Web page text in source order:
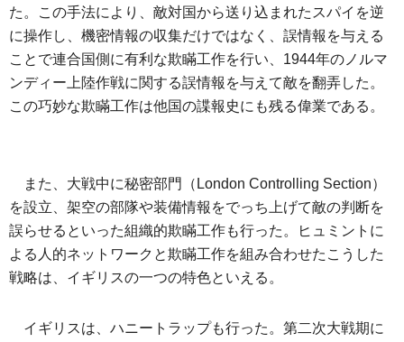
た。この手法により、敵対国から送り込まれたスパイを逆
に操作し、機密情報の収集だけではなく、誤情報を与える
ことで連合国側に有利な欺瞞工作を行い、1944年のノルマ
ンディー上陸作戦に関する誤情報を与えて敵を翻弄した。
この巧妙な欺瞞工作は他国の諜報史にも残る偉業である。
また、大戦中に秘密部門（London Controlling Section）
を設立、架空の部隊や装備情報をでっち上げて敵の判断を
誤らせるといった組織的欺瞞工作も行った。ヒュミントに
よる人的ネットワークと欺瞞工作を組み合わせたこうした
戦略は、イギリスの一つの特色といえる。
イギリスは、ハニートラップも行った。第二次大戦期に